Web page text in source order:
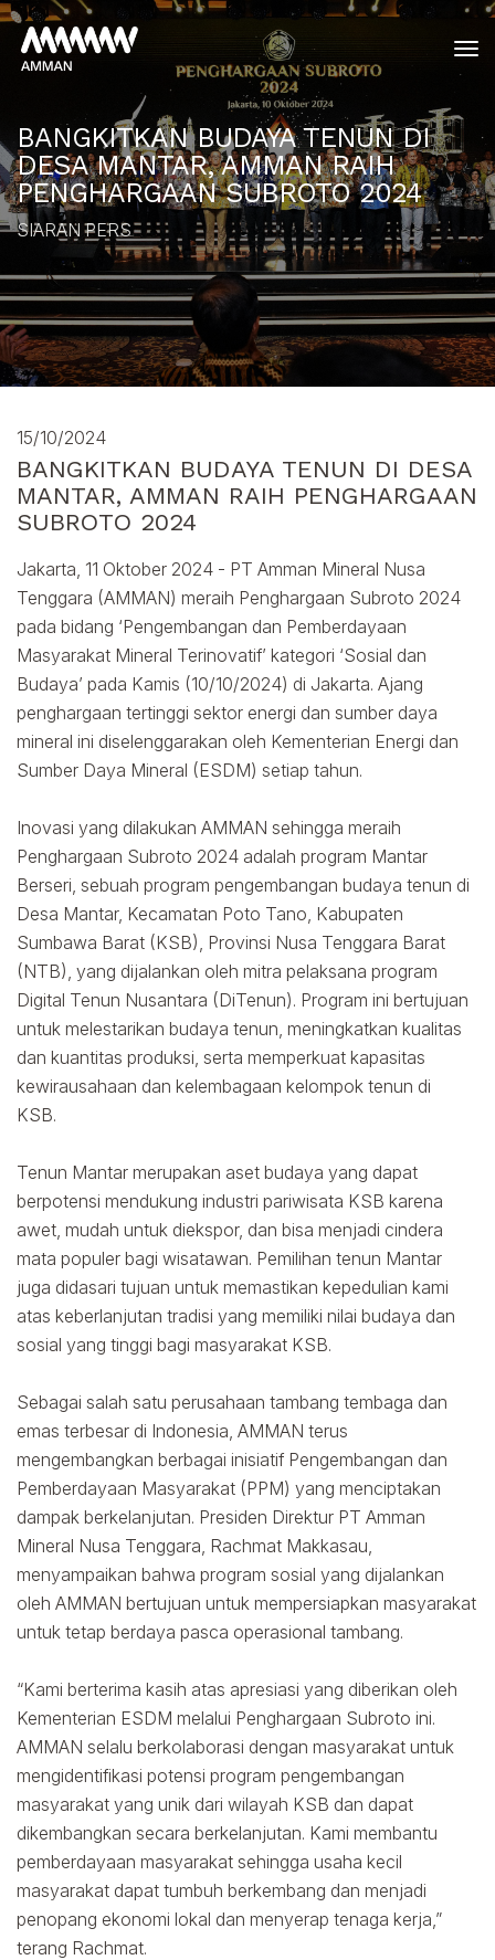
BANGKITKAN BUDAYA TENUN DI
DESA MANTAR, AMMAN RAIH
PENGHARGAAN SUBROTO 2024
SIARAN PERS
15/10/2024
BANGKITKAN BUDAYA TENUN DI DESA
MANTAR, AMMAN RAIH PENGHARGAAN
SUBROTO 2024
Jakarta, 11 Oktober 2024 - PT Amman Mineral Nusa
Tenggara (AMMAN) meraih Penghargaan Subroto 2024
pada bidang ‘Pengembangan dan Pemberdayaan
Masyarakat Mineral Terinovatif’ kategori ‘Sosial dan
Budaya’ pada Kamis (10/10/2024) di Jakarta. Ajang
penghargaan tertinggi sektor energi dan sumber daya
mineral ini diselenggarakan oleh Kementerian Energi dan
Sumber Daya Mineral (ESDM) setiap tahun.
Inovasi yang dilakukan AMMAN sehingga meraih
Penghargaan Subroto 2024 adalah program Mantar
Berseri, sebuah program pengembangan budaya tenun di
Desa Mantar, Kecamatan Poto Tano, Kabupaten
Sumbawa Barat (KSB), Provinsi Nusa Tenggara Barat
(NTB), yang dijalankan oleh mitra pelaksana program
Digital Tenun Nusantara (DiTenun). Program ini bertujuan
untuk melestarikan budaya tenun, meningkatkan kualitas
dan kuantitas produksi, serta memperkuat kapasitas
kewirausahaan dan kelembagaan kelompok tenun di
KSB.
Tenun Mantar merupakan aset budaya yang dapat
berpotensi mendukung industri pariwisata KSB karena
awet, mudah untuk diekspor, dan bisa menjadi cindera
mata populer bagi wisatawan. Pemilihan tenun Mantar
juga didasari tujuan untuk memastikan kepedulian kami
atas keberlanjutan tradisi yang memiliki nilai budaya dan
sosial yang tinggi bagi masyarakat KSB.
Sebagai salah satu perusahaan tambang tembaga dan
emas terbesar di Indonesia, AMMAN terus
mengembangkan berbagai inisiatif Pengembangan dan
Pemberdayaan Masyarakat (PPM) yang menciptakan
dampak berkelanjutan. Presiden Direktur PT Amman
Mineral Nusa Tenggara, Rachmat Makkasau,
menyampaikan bahwa program sosial yang dijalankan
oleh AMMAN bertujuan untuk mempersiapkan masyarakat
untuk tetap berdaya pasca operasional tambang.
“Kami berterima kasih atas apresiasi yang diberikan oleh
Kementerian ESDM melalui Penghargaan Subroto ini.
AMMAN selalu berkolaborasi dengan masyarakat untuk
mengidentifikasi potensi program pengembangan
masyarakat yang unik dari wilayah KSB dan dapat
dikembangkan secara berkelanjutan. Kami membantu
pemberdayaan masyarakat sehingga usaha kecil
masyarakat dapat tumbuh berkembang dan menjadi
penopang ekonomi lokal dan menyerap tenaga kerja,”
terang Rachmat.